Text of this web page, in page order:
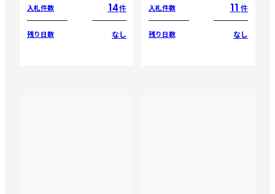
入札件数 14件
残り日数 なし
入札件数 11 件
残り日数 なし